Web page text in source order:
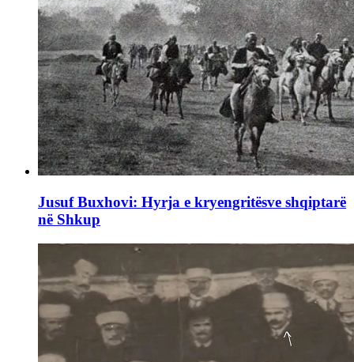
Jusuf Buxhovi: Hyrja e kryengritësve shqiptarë
në Shkup